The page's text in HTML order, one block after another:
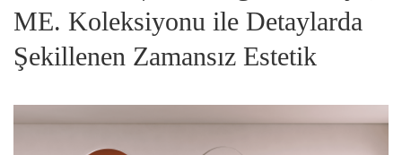
ME. Koleksiyonu ile Detaylarda
Şekillenen Zamansız Estetik